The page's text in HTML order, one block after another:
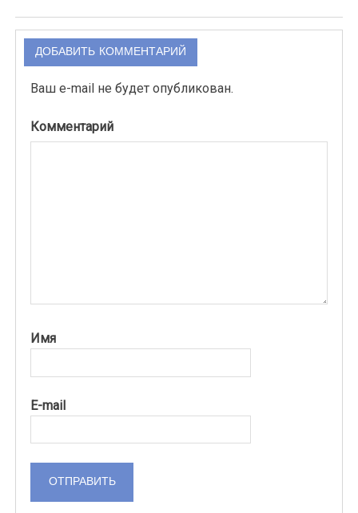
ДОБАВИТЬ КОММЕНТАРИЙ
Ваш e-mail не будет опубликован.
Комментарий
Имя
E-mail
ОТПРАВИТЬ